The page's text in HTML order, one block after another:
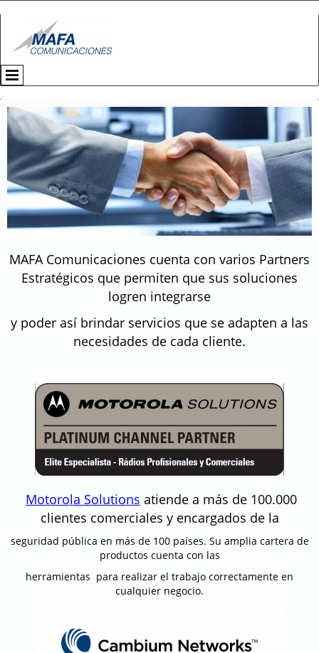
MAFA Comunicaciones cuenta con varios Partners
Estratégicos que permiten que sus soluciones
logren integrarse
y poder así brindar servicios que se adapten a las
necesidades de cada cliente.
Motorola Solutions atiende a más de 100.000
clientes comerciales y encargados de la
seguridad pública en más de 100 países. Su amplia cartera de
productos cuenta con las
herramientas para realizar el trabajo correctamente en
cualquier negocio.